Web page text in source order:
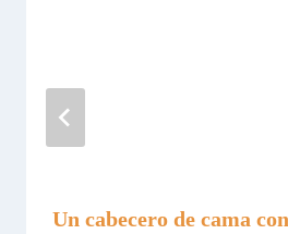
Un cabecero de cama